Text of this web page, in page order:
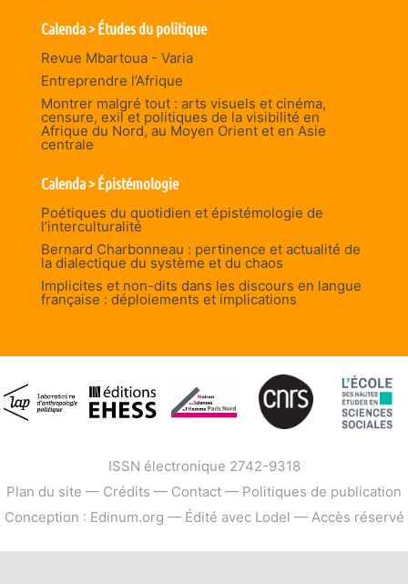
Calenda > Études du politique
Revue Mbartoua - Varia
Entreprendre l’Afrique
Montrer malgré tout : arts visuels et cinéma,
censure, exil et politiques de la visibilité en
Afrique du Nord, au Moyen Orient et en Asie
centrale
Calenda > Épistémologie
Poétiques du quotidien et épistémologie de
l’interculturalité
Bernard Charbonneau : pertinence et actualité de
la dialectique du système et du chaos
Implicites et non-dits dans les discours en langue
française : déploiements et implications
ISSN électronique 2742-9318
Plan du site — Crédits — Contact — Politiques de publication
Conception : Edinum.org — Édité avec Lodel — Accès réservé